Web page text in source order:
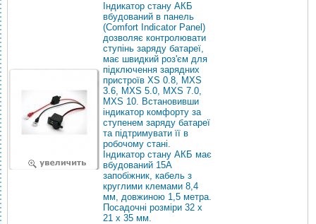
Індикатор стану АКБ
вбудований в панель
(Comfort Indicator Panel)
дозволяє контролювати
ступінь заряду батареї,
має швидкий роз'єм для
підключення зарядних
пристроїв XS 0.8, MXS
3.6, MXS 5.0, MXS 7.0,
MXS 10. Встановивши
індикатор комфорту за
ступенем заряду батареї
та підтримувати її в
робочому стані.
Індикатор стану АКБ має
вбудований 15А
запобіжник, кабель з
круглими клемами 8,4
мм, довжиною 1,5 метра.
Посадочні розміри 32 х
21 х 35 мм.